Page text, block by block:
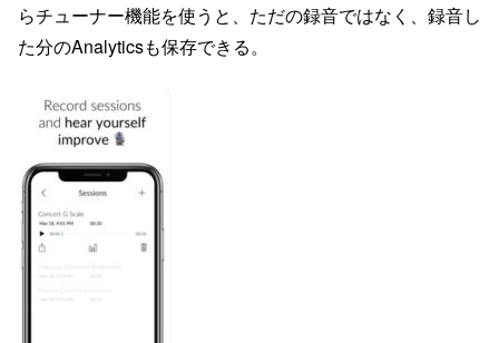
らチューナー機能を使うと、ただの録音ではなく、録音し
た分のAnalyticsも保存できる。